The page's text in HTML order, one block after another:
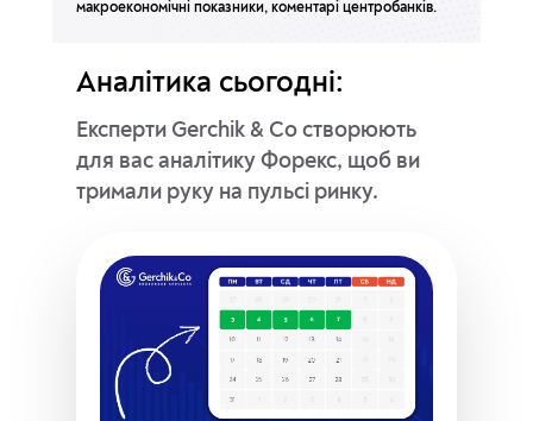
макроекономічні показники, коментарі центробанків.
Аналітика сьогодні:
Експерти Gerchik & Co створюють
для вас аналітику Форекс, щоб ви
тримали руку на пульсі ринку.